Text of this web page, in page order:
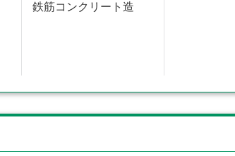
鉄筋コンクリート造